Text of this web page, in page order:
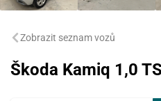
Zobrazit seznam vozů
Škoda Kamiq 1,0